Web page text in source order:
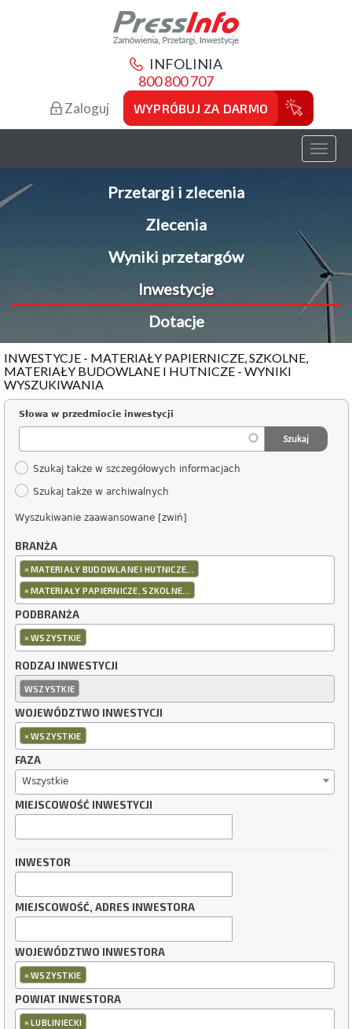
INFOLINIA
800 800 707
Zaloguj WYPRÓBUJ ZA DARMO
Toggle
Przetargi i zlecenia
Zlecenia
Wyniki przetargów
Inwestycje
Dotacje
INWESTYCJE - MATERIAŁY PAPIERNICZE, SZKOLNE,
MATERIAŁY BUDOWLANE I HUTNICZE - WYNIKI
WYSZUKIWANIA
Słowa w przedmiocie inwestycji
Szukaj także w szczegółowych informacjach
Szukaj także w archiwalnych
Wyszukiwanie zaawansowane [zwiń]
BRANŻA
×MATERIAŁY BUDOWLANE I HUTNICZE...
×MATERIAŁY PAPIERNICZE, SZKOLNE...
PODBRANŻA
×WSZYSTKIE
RODZAJ INWESTYCJI
WSZYSTKIE
WOJEWÓDZTWO INWESTYCJI
×WSZYSTKIE
FAZA
Wszystkie
MIEJSCOWOŚĆ INWESTYCJI
INWESTOR
MIEJSCOWOŚĆ, ADRES INWESTORA
WOJEWÓDZTWO INWESTORA
×WSZYSTKIE
POWIAT INWESTORA
×LUBLINIECKI